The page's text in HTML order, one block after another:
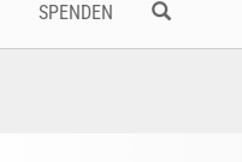
SPENDEN